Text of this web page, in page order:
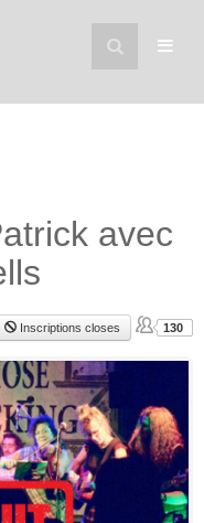
avec
Inscriptions closes 130